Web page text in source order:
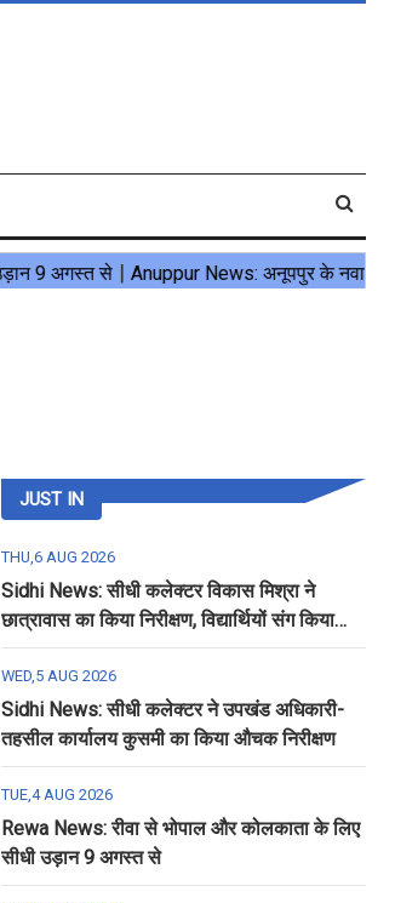
JUST IN
THU,6 AUG 2026
Sidhi News: सीधी कलेक्टर विकास मिश्रा ने
छात्रावास का किया निरीक्षण, विद्यार्थियों संग किया
रात्रि भोजन
WED,5 AUG 2026
Sidhi News: सीधी कलेक्टर ने उपखंड अधिकारी-
तहसील कार्यालय कुसमी का किया औचक निरीक्षण
TUE,4 AUG 2026
Rewa News: रीवा से भोपाल और कोलकाता के लिए
सीधी उड़ान 9 अगस्त से